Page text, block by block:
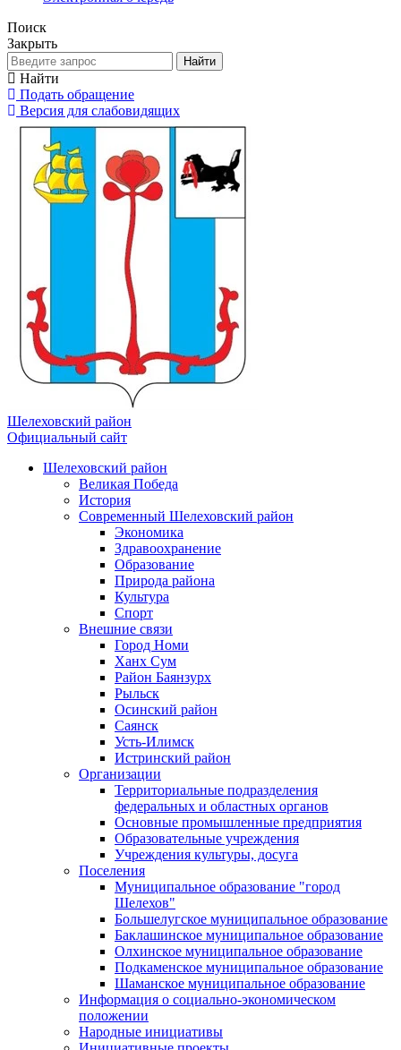
Поиск
Закрыть
Найти
Найти
Подать обращение
Версия для слабовидящих
Шелеховский район
Официальный сайт
Шелеховский район
Великая Победа
История
Современный Шелеховский район
Экономика
Здравоохранение
Образование
Природа района
Культура
Спорт
Внешние связи
Город Номи
Ханх Сум
Район Баянзурх
Рыльск
Осинский район
Саянск
Усть-Илимск
Истринский район
Организации
Территориальные подразделения
федеральных и областных органов
Основные промышленные предприятия
Образовательные учреждения
Учреждения культуры, досуга
Поселения
Муниципальное образование "город
Шелехов"
Большелугское муниципальное образование
Баклашинское муниципальное образование
Олхинское муниципальное образование
Подкаменское муниципальное образование
Шаманское муниципальное образование
Информация о социально-экономическом
положении
Народные инициативы